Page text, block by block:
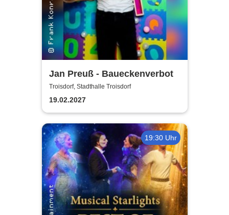
Jan Preuß - Baueckenverbot
Troisdorf, Stadthalle Troisdorf
19.02.2027
19:30 Uhr